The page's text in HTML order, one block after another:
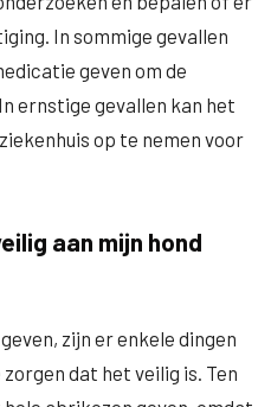
In sommige gevallen
geven om de
ernstige gevallen kan het
op te nemen voor
aan mijn hond
zijn er enkele dingen
dat het veilig is. Ten